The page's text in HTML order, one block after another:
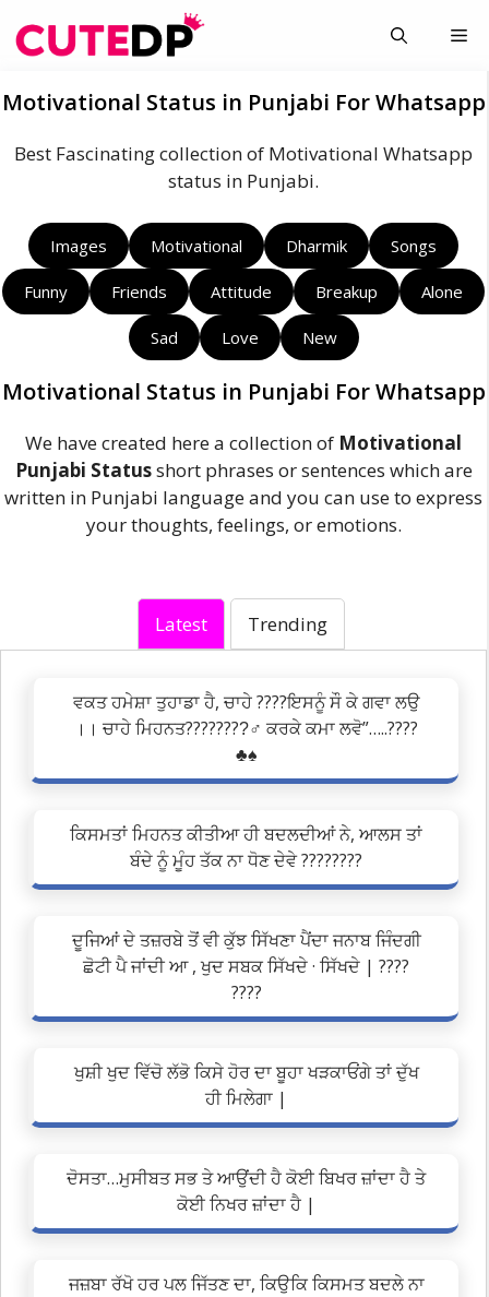
to
Motivational Status in Punjabi For Whatsapp
Best Fascinating collection of Motivational Whatsapp
status in Punjabi.
Images Motivational Dharmik Songs
Funny Friends Attitude Breakup Alone
Sad Love New
Motivational Status in Punjabi For Whatsapp
We have created here a collection of Motivational
Punjabi Statusshort phrases or sentences which are
written in Punjabi language and you can use to express
your thoughts, feelings, or emotions.
Latest Trending
ਵਕਤ ਹਮੇਸ਼ਾ ਤੁਹਾਡਾ ਹੈ, ਚਾਹੇ ????ਇਸਨੂੰ ਸੌ ਕੇ ਗਵਾ ਲਉ
।। ਚਾਹੇ ਮਿਹਨਤ????????‍♂ ਕਰਕੇ ਕਮਾ ਲਵੋ”…..????
♣♠
ਕਿਸਮਤਾਂ ਮਿਹਨਤ ਕੀਤੀਆ ਹੀ ਬਦਲਦੀਆਂ ਨੇ, ਆਲਸ ਤਾਂ
ਬੰਦੇ ਨੂੰ ਮੂੰਹ ਤੱਕ ਨਾ ਧੋਣ ਦੇਵੇ ????????
ਦੂਜਿਆਂ ਦੇ ਤਜ਼ਰਬੇ ਤੋਂ ਵੀ ਕੁੱਝ ਸਿੱਖਣਾ ਪੈਂਦਾ ਜਨਾਬ ਜਿੰਦਗੀ
ਛੋਟੀ ਪੈ ਜਾਂਦੀ ਆ , ਖੁਦ ਸਬਕ ਸਿੱਖਦੇ · ਸਿੱਖਦੇ | ????
????
ਖੁਸ਼ੀ ਖੁਦ ਵਿੱਚੋ ਲੱਭੋ ਕਿਸੇ ਹੋਰ ਦਾ ਬੂਹਾ ਖੜਕਾਓਂਗੇ ਤਾਂ ਦੁੱਖ
ਹੀ ਮਿਲੇਗਾ |
ਦੋਸਤਾ…ਮੁਸੀਬਤ ਸਭ ਤੇ ਆਉਂਦੀ ਹੈ ਕੋਈ ਬਿਖਰ ਜ਼ਾਂਦਾ ਹੈ ਤੇ
ਕੋਈ ਨਿਖਰ ਜ਼ਾਂਦਾ ਹੈ |
ਜਜ਼ਬਾ ਰੱਖੋ ਹਰ ਪਲ ਜਿੱਤਣ ਦਾ, ਕਿਉਕਿ ਕਿਸਮਤ ਬਦਲੇ ਨਾ